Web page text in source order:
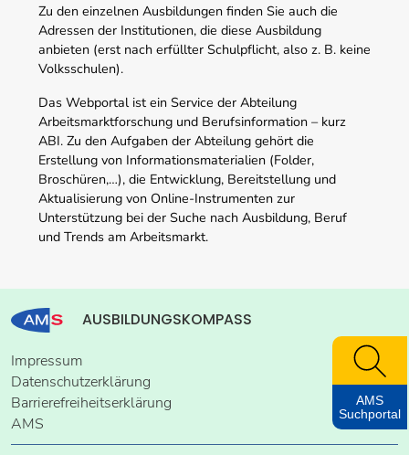
Zu den einzelnen Ausbildungen finden Sie auch die
Adressen der Institutionen, die diese Ausbildung
anbieten (erst nach erfüllter Schulpflicht, also z. B. keine
Volksschulen).
Das Webportal ist ein Service der Abteilung
Arbeitsmarktforschung und Berufsinformation – kurz
ABI. Zu den Aufgaben der Abteilung gehört die
Erstellung von Informationsmaterialien (Folder,
Broschüren,…), die Entwicklung, Bereitstellung und
Aktualisierung von Online-Instrumenten zur
Unterstützung bei der Suche nach Ausbildung, Beruf
und Trends am Arbeitsmarkt.
AUSBILDUNGSKOMPASS
Impressum
Datenschutzerklärung
Barrierefreiheitserklärung
AMS
AMS
Suchportal